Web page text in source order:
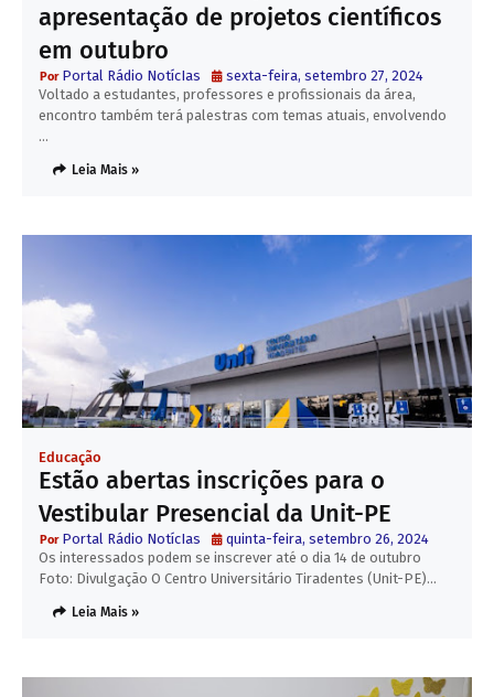
apresentação de projetos científicos
em outubro
Portal Rádio NotícIas
sexta-feira, setembro 27, 2024
Voltado a estudantes, professores e profissionais da área,
encontro também terá palestras com temas atuais, envolvendo
…
Leia Mais »
Educação
Estão abertas inscrições para o
Vestibular Presencial da Unit-PE
Portal Rádio NotícIas
quinta-feira, setembro 26, 2024
Os interessados podem se inscrever até o dia 14 de outubro
Foto: Divulgação O Centro Universitário Tiradentes (Unit-PE)…
Leia Mais »